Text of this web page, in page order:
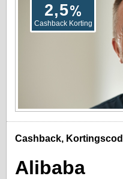
2,5%
Cashback Korting
Cashback,
Alibaba